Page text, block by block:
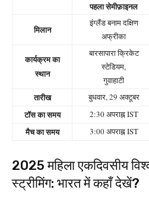
पहला सेमीफ़ाइनल
मिलान
इंग्लैंड बनाम दक्षिण
अफ्रीका
कार्यक्रम का
स्थान
बारसापारा क्रिकेट
स्टेडियम,
गुवाहाटी
तारीख बुधवार, 29 अक्टूबर
टॉस का समय 2:30 अपराह्न IST
मैच का समय 3:00 अपराह्न IST
2025 महिला एकदिवसीय
स्ट्रीमिंग: भारत में कहाँ देखें?